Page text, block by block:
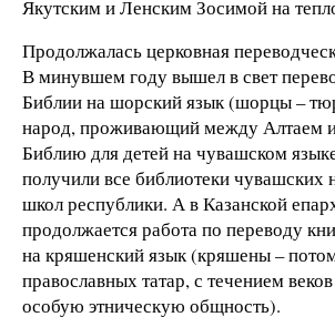
Якутским и Ленским Зосимой на
Продолжалась церковная
В минувшем году вышел в свет
Библии на шорский язык (шорцы –
народ, проживающий между Алтаем
Библию для детей на чувашском
получили все библиотеки чувашских
школ республики. А в Казанской
продолжается работа по переводу
на кряшенский язык (кряшены –
православных татар, с течением
особую этническую общность).